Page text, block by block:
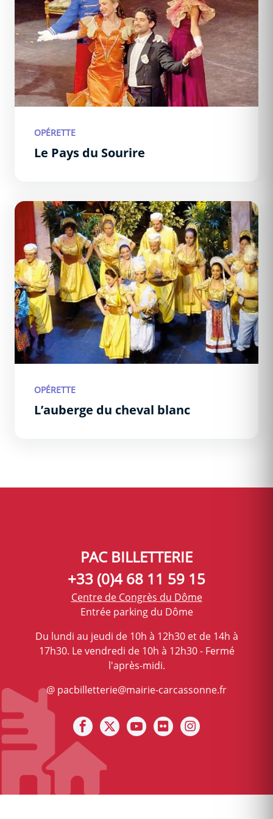
OPÉRETTE
Le Pays du Sourire
L’auberge du cheval blanc
OPÉRETTE
L’auberge du cheval blanc
PAC BILLETTERIE
+33 (0)4 68 11 59 15
Centre de Congrès du Dôme
Entrée parking du Dôme
Du lundi au jeudi de 10h à 12h30 et de 14h à
17h30. Le vendredi de 10h à 12h30 - Fermé
l'après-midi.
@ pacbilletterie@mairie-carcassonne.fr
Notre facebook
Notre X (ex Twitter)
Notre Chaine youtube
Notre photothèque